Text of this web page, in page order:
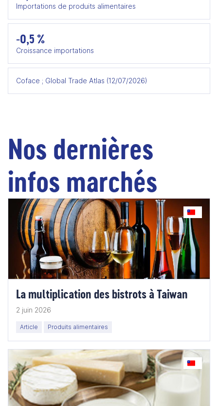
Importations de produits alimentaires
-0,5 %
Croissance importations
Coface ; Global Trade Atlas (12/07/2026)
Nos dernières
infos marchés
La multiplication des bistrots à Taiwan
2 juin 2026
Article Produits alimentaires